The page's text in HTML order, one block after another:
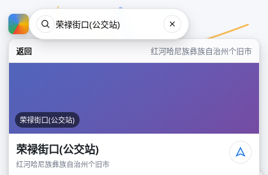
返回 红河哈尼族彝族自治州个旧市
荣禄街口(公交站)
荣禄街口(公交站)
红河哈尼族彝族自治州个旧市